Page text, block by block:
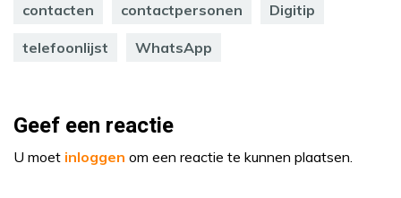
contacten contactpersonen Digitip
telefoonlijst WhatsApp
Geef een reactie
U moet inloggen om een reactie te kunnen plaatsen.